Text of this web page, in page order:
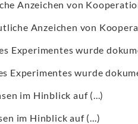
Anzeichen von
Anzeichen von
Experimentes wurde
Experimentes wurde
im Hinblick auf (...)
im Hinblick auf (...)